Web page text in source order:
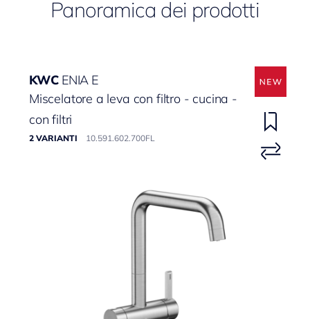
Panoramica dei prodotti
KWC ENIA E
Miscelatore a leva con filtro - cucina -
con filtri
2 VARIANTI 10.591.602.700FL